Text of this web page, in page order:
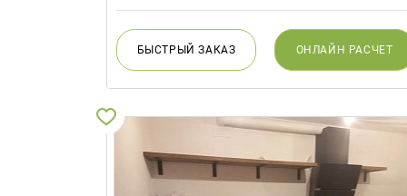
БЫСТРЫЙЗАКАЗ ОНЛАЙН РАСЧЕТ